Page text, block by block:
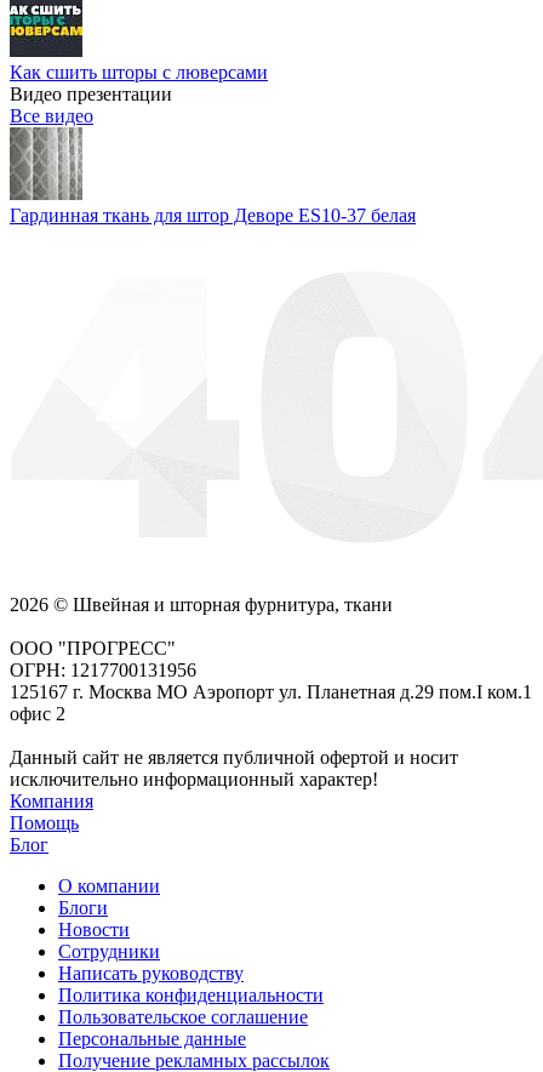
Как сшить шторы с люверсами
Видео презентации
Все видео
Гардинная ткань для штор Деворе ES10-37 белая
2026 © Швейная и шторная фурнитура, ткани
ООО "ПРОГРЕСС"
ОГРН: 1217700131956
125167 г. Москва МО Аэропорт ул. Планетная д.29 пом.I ком.1
офис 2
Данный сайт не является публичной офертой и носит
исключительно информационный характер!
Компания
Помощь
Блог
О компании
Блоги
Новости
Сотрудники
Написать руководству
Политика конфиденциальности
Пользовательское соглашение
Персональные данные
Получение рекламных рассылок